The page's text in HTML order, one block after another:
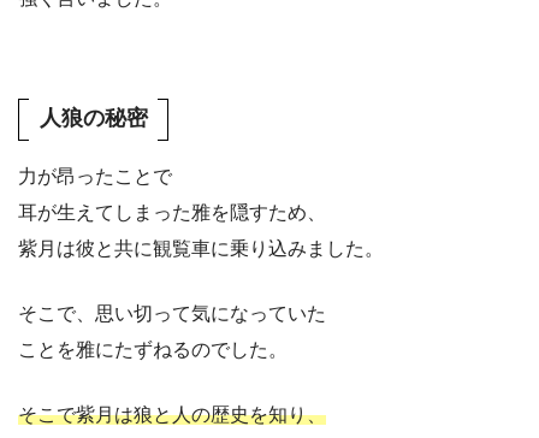
人狼の秘密
力が昂ったことで
耳が生えてしまった雅を隠すため、
紫月は彼と共に観覧車に乗り込みました。
そこで、思い切って気になっていた
ことを雅にたずねるのでした。
そこで紫月は狼と人の歴史を知り、